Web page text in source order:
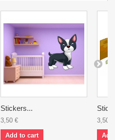
Stickers...
3,50 €
Add to cart
3,50 €